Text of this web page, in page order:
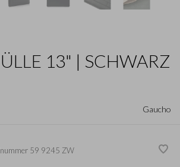
13" | SCHWARZ
Gaucho
59 9245 ZW